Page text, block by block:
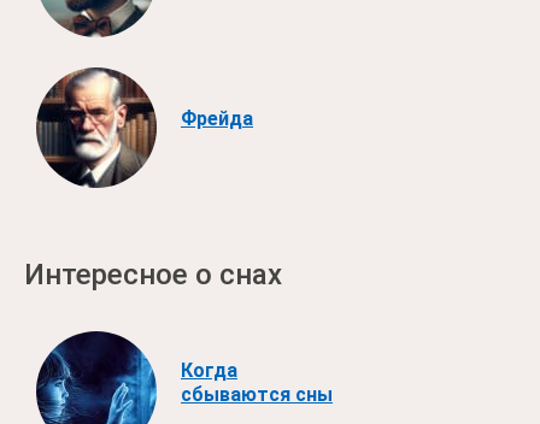
Фрейда
Интересное о снах
Когда
сбываются сны